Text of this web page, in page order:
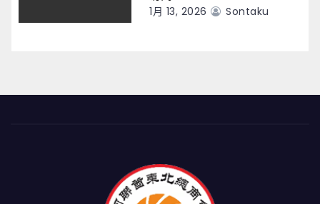
1月 13, 2026 Sontaku